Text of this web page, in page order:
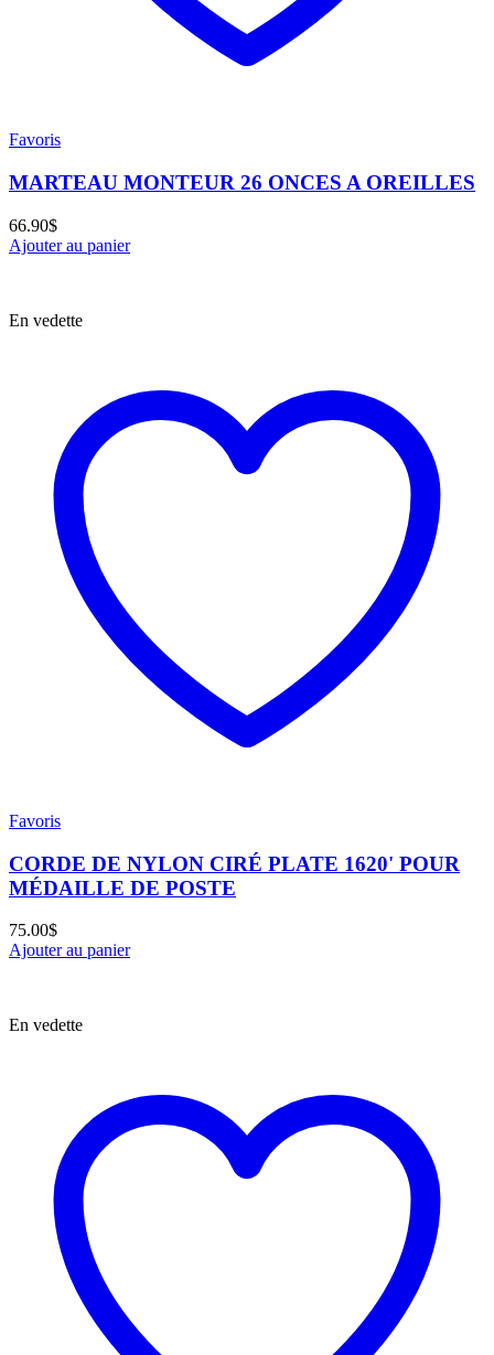
Favoris
MARTEAU MONTEUR 26 ONCES A OREILLES
66.90$
Ajouter au panier
En vedette
Favoris
CORDE DE NYLON CIRÉ PLATE 1620' POUR
MÉDAILLE DE POSTE
75.00$
Ajouter au panier
En vedette